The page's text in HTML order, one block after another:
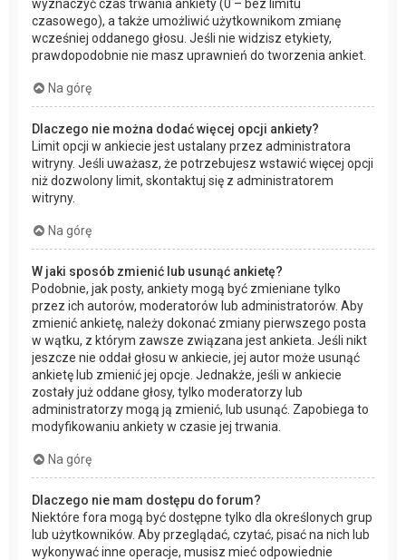
wyznaczyć czas trwania ankiety (0 – bez limitu
czasowego), a także umożliwić użytkownikom zmianę
wcześniej oddanego głosu. Jeśli nie widzisz etykiety,
prawdopodobnie nie masz uprawnień do tworzenia ankiet.
Na górę
Dlaczego nie można dodać więcej opcji ankiety?
Limit opcji w ankiecie jest ustalany przez administratora
witryny. Jeśli uważasz, że potrzebujesz wstawić więcej opcji
niż dozwolony limit, skontaktuj się z administratorem
witryny.
Na górę
W jaki sposób zmienić lub usunąć ankietę?
Podobnie, jak posty, ankiety mogą być zmieniane tylko
przez ich autorów, moderatorów lub administratorów. Aby
zmienić ankietę, należy dokonać zmiany pierwszego posta
w wątku, z którym zawsze związana jest ankieta. Jeśli nikt
jeszcze nie oddał głosu w ankiecie, jej autor może usunąć
ankietę lub zmienić jej opcje. Jednakże, jeśli w ankiecie
zostały już oddane głosy, tylko moderatorzy lub
administratorzy mogą ją zmienić, lub usunąć. Zapobiega to
modyfikowaniu ankiety w czasie jej trwania.
Na górę
Dlaczego nie mam dostępu do forum?
Niektóre fora mogą być dostępne tylko dla określonych grup
lub użytkowników. Aby przeglądać, czytać, pisać na nich lub
wykonywać inne operacje, musisz mieć odpowiednie